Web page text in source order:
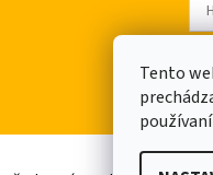
Tento